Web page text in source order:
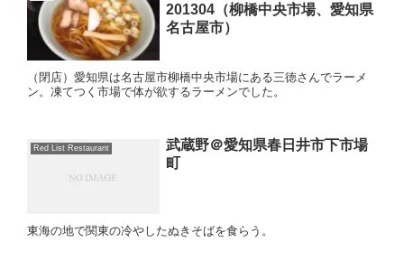
201304（柳橋中央市場、愛知県
名古屋市）
（閉店）愛知県は名古屋市柳橋中央市場にある三徳さんでラーメ
ン。凍てつく市場で体が欲するラーメンでした。
Red List Restaurant
武蔵野＠愛知県春日井市下市場
町
東海の地で関東の冷やしたぬきそばを食らう。